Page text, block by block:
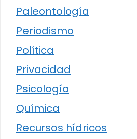
Paleontología
Periodismo
Política
Privacidad
Psicología
Química
Recursos hídricos